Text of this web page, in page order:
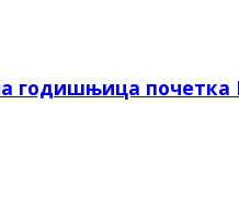
годишњица почетка